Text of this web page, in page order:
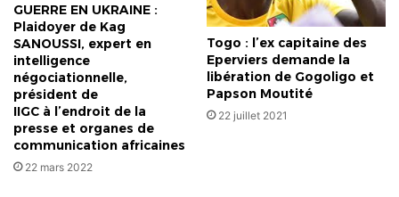
GUERRE EN UKRAINE :
Plaidoyer de Kag
SANOUSSI, expert en
intelligence
négociationnelle,
président de
IIGC à l’endroit de la
presse et organes de
communication africaines
22 mars 2022
Togo : l’ex capitaine des
Eperviers demande la
libération de Gogoligo et
Papson Moutité
22 juillet 2021